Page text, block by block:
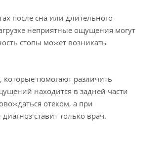
после сна или длительного
неприятные ощущения могут
стопы может возникать
помогают различить
находится в задней части
отеком, а при
ставит только врач.